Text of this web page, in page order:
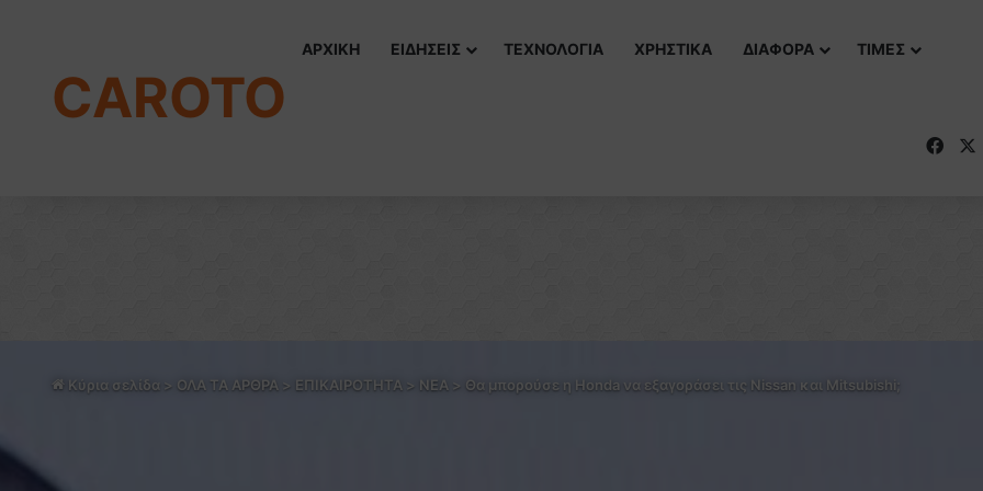
CAROTO
ΑΡΧΙΚΗ ΕΙΔΗΣΕΙΣ ΤΕΧΝΟΛΟΓΙΑ ΧΡΗΣΤΙΚΑ ΔΙΑΦΟΡΑ ΤΙΜΕΣ
Κύρια σελίδα > ΟΛΑ ΤΑ ΑΡΘΡΑ > ΕΠΙΚΑΙΡΟΤΗΤΑ > NEA > Θα μπορούσε η Honda να εξαγοράσει τις Nissan και Mitsubishi;